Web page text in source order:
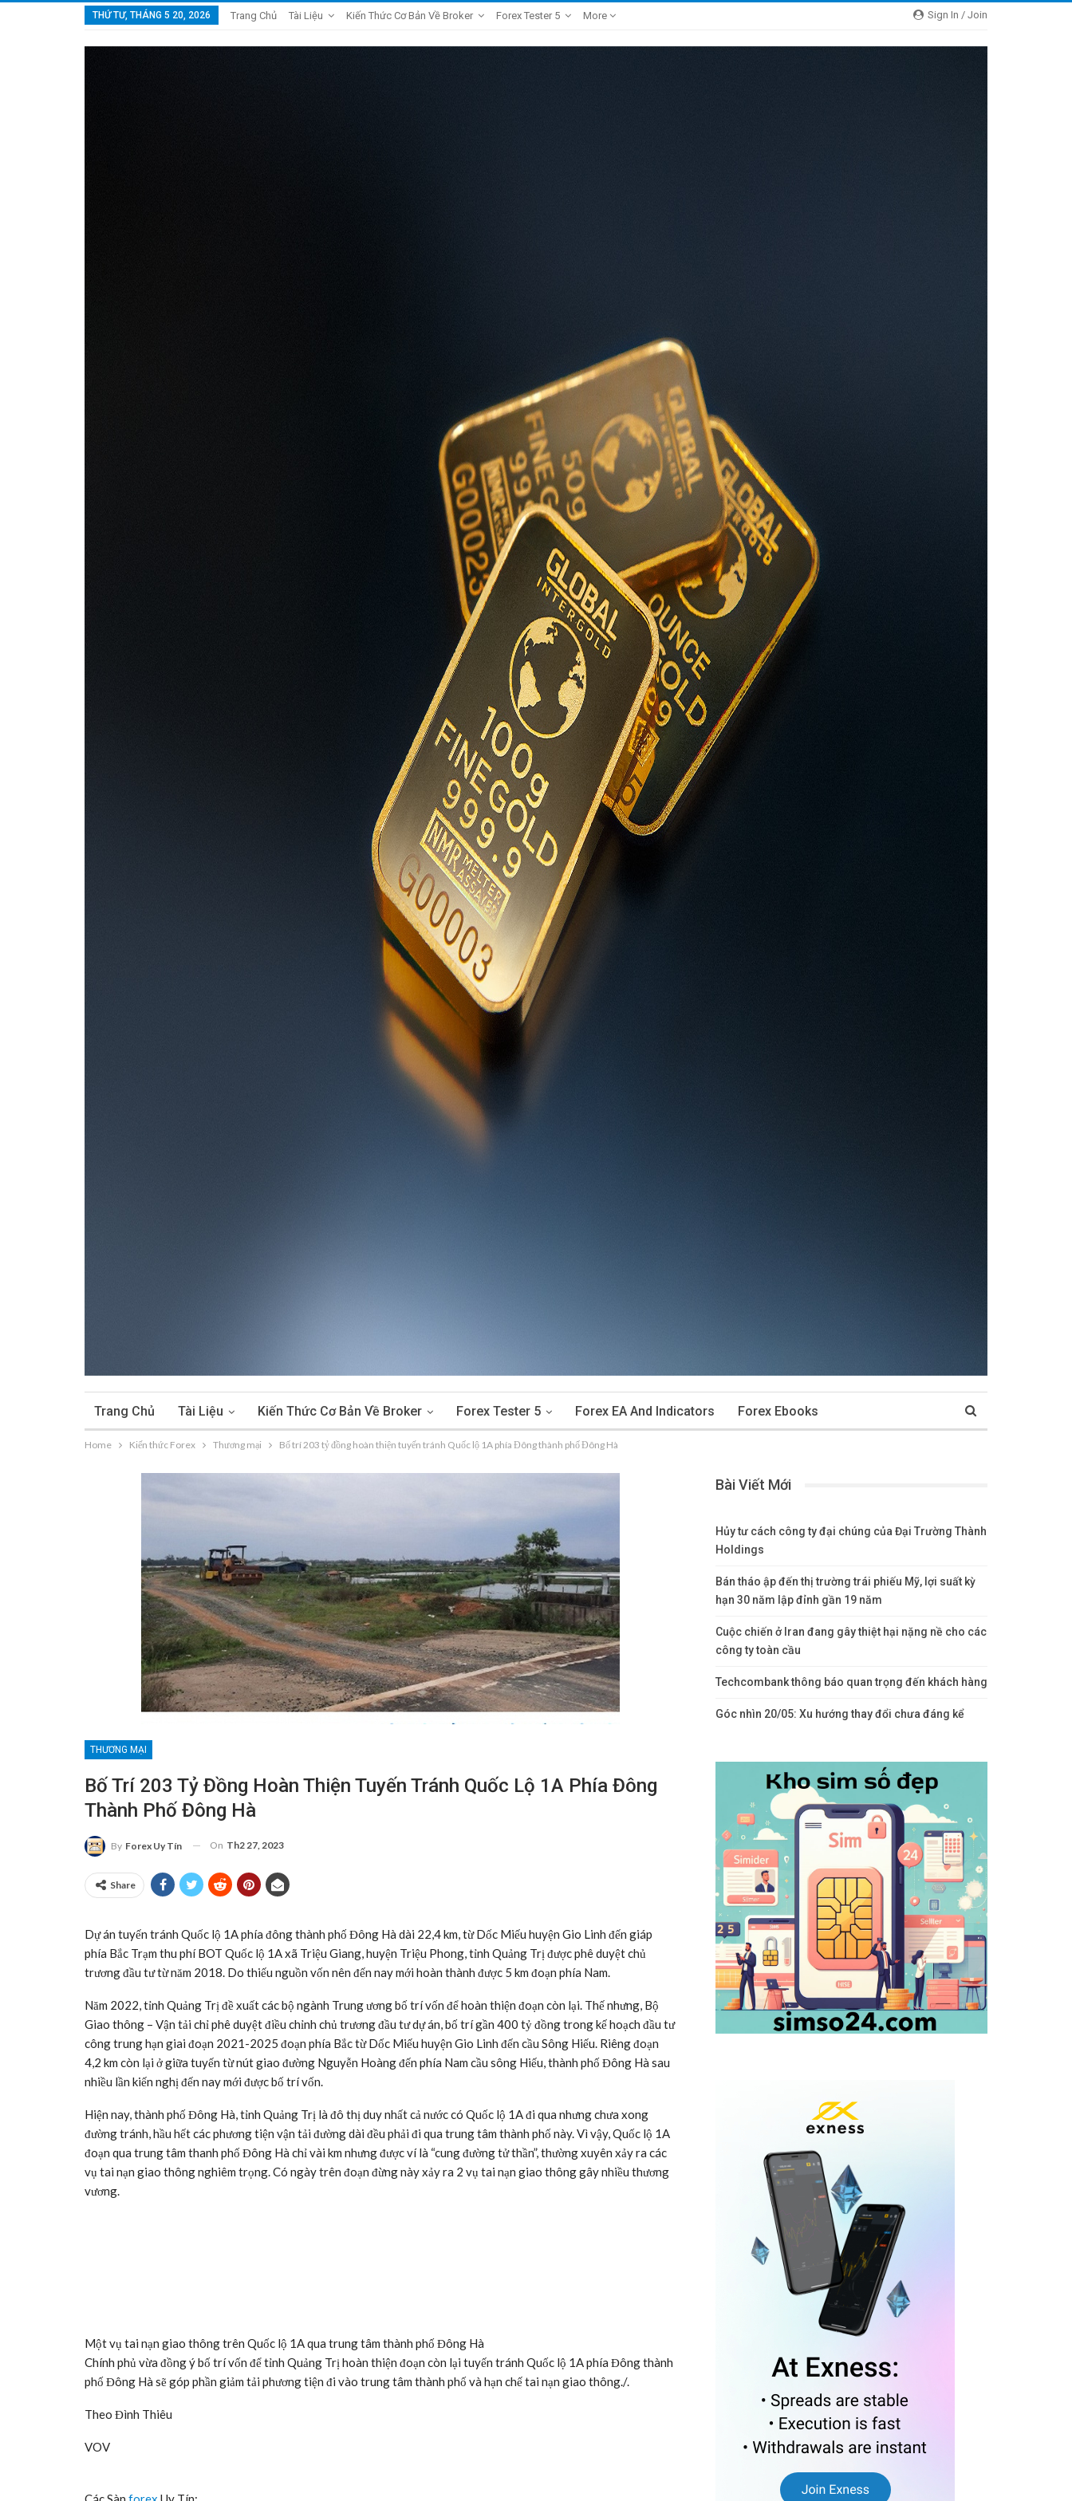
Sign In / Join
THỨ TƯ, THÁNG 5 20, 2026 Trang Chủ Tài Liệu Kiến Thức Cơ Bản Về Broker Forex Tester 5 More
Trang Chủ Tài Liệu Kiến Thức Cơ Bản Về Broker Forex Tester 5 Forex EA And Indicators Forex Ebooks
Home Kiến thức Forex Thương mại Bố trí 203 tỷ đồng hoàn thiện tuyến tránh Quốc lộ 1A phía Đông thành phố Đông Hà
THƯƠNG MẠI
Bố Trí 203 Tỷ Đồng Hoàn Thiện Tuyến Tránh Quốc Lộ 1A Phía Đông
Thành Phố Đông Hà
By Forex Uy Tín On Th2 27, 2023
Share
Dự án tuyến tránh Quốc lộ 1A phía đông thành phố Đông Hà dài 22,4 km, từ Dốc Miếu huyện Gio Linh đến giáp
phía Bắc Trạm thu phí BOT Quốc lộ 1A xã Triệu Giang, huyện Triệu Phong, tỉnh Quảng Trị được phê duyệt chủ
trương đầu tư từ năm 2018. Do thiếu nguồn vốn nên đến nay mới hoàn thành được 5 km đoạn phía Nam.
Năm 2022, tỉnh Quảng Trị đề xuất các bộ ngành Trung ương bố trí vốn để hoàn thiện đoạn còn lại. Thế nhưng, Bộ
Giao thông – Vận tải chỉ phê duyệt điều chỉnh chủ trương đầu tư dự án, bố trí gần 400 tỷ đồng trong kế hoạch đầu tư
công trung hạn giai đoạn 2021-2025 đoạn phía Bắc từ Dốc Miếu huyện Gio Linh đến cầu Sông Hiếu. Riêng đoạn
4,2 km còn lại ở giữa tuyến từ nút giao đường Nguyễn Hoàng đến phía Nam cầu sông Hiếu, thành phố Đông Hà sau
nhiều lần kiến nghị đến nay mới được bố trí vốn.
Hiện nay, thành phố Đông Hà, tỉnh Quảng Trị là đô thị duy nhất cả nước có Quốc lộ 1A đi qua nhưng chưa xong
đường tránh, hầu hết các phương tiện vận tải đường dài đều phải đi qua trung tâm thành phố này. Vì vậy, Quốc lộ 1A
đoạn qua trung tâm thanh phố Đông Hà chỉ vài km nhưng được ví là “cung đường tử thần”, thường xuyên xảy ra các
vụ tai nạn giao thông nghiêm trọng. Có ngày trên đoạn đừng này xảy ra 2 vụ tai nạn giao thông gây nhiều thương
vương.
Bài Viết Mới
Hủy tư cách công ty đại chúng của Đại Trường Thành
Holdings
Bán tháo ập đến thị trường trái phiếu Mỹ, lợi suất kỳ
hạn 30 năm lập đỉnh gần 19 năm
Cuộc chiến ở Iran đang gây thiệt hại nặng nề cho các
công ty toàn cầu
Techcombank thông báo quan trọng đến khách hàng
Góc nhìn 20/05: Xu hướng thay đổi chưa đáng kể